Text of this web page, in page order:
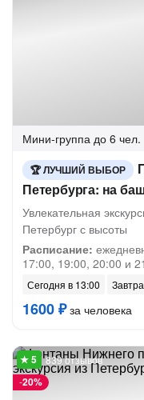
Мини-группа до 6 чел.
ЛУЧШИЙ ВЫБОР
Петербурга: на
Увлекательная
Петербург с высоты
Расписание:
17:00, 19:00, 20:00 и
Сегодня в 13:00
1600 ₽за человека
-20%
839 отзывов